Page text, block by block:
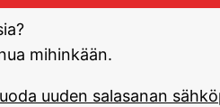
mihinkään.
uuden salasanan